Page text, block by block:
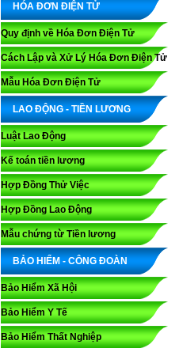
HÓA ĐƠN ĐIỆN TỬ
Quy định về Hóa Đơn Điện Tử
Cách Lập và Xử Lý Hóa Đơn Điện Tử
Mẫu Hóa Đơn Điện Tử
LAO ĐỘNG - TIỀN LƯƠNG
Luật Lao Động
Kế toán tiền lương
Hợp Đồng Thử Việc
Hợp Đồng Lao Động
Mẫu chứng từ Tiền lương
BẢO HIỂM - CÔNG ĐOÀN
Bảo Hiểm Xã Hội
Bảo Hiểm Y Tế
Bảo Hiểm Thất Nghiệp